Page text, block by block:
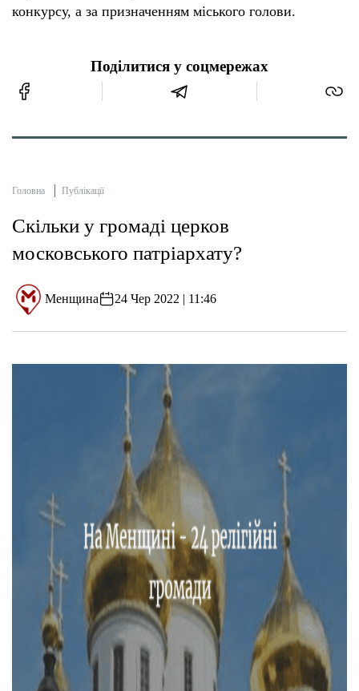
конкурсу, а за призначенням міського голови.
Поділитися у соцмережах
Головна Публікації
Скільки у громаді церков
московського патріархату?
Менщина 24 Чер 2022 | 11:46